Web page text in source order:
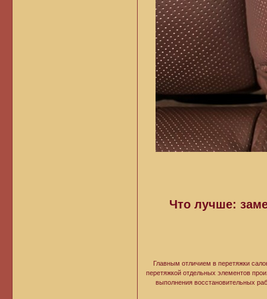
Что лучше:
Главным отличием в перетяжки
перетяжкой отдельных элементов
выполнения восстановительных